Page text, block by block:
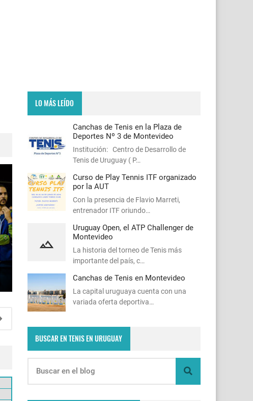
LO MÁS LEÍDO
Canchas de Tenis en la Plaza de
Deportes Nº 3 de Montevideo
Institución: Centro de Desarrollo de
Tenis de Uruguay ( P…
Curso de Play Tennis ITF organizado
por la AUT
Con la presencia de Flavio Marreti,
entrenador ITF oriundo…
Uruguay Open, el ATP Challenger de
Montevideo
La historia del torneo de Tenis más
importante del país, c…
Canchas de Tenis en Montevideo
La capital uruguaya cuenta con una
variada oferta deportiva…
BUSCAR EN TENIS EN URUGUAY